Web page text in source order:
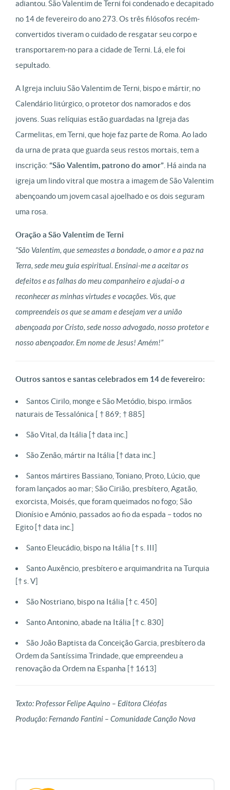
adiantou. São Valentim de Terni foi condenado e decapitado
no 14 de fevereiro do ano 273. Os três filósofos recém-
convertidos tiveram o cuidado de resgatar seu corpo e
transportarem-no para a cidade de Terni. Lá, ele foi
sepultado.
A Igreja incluiu São Valentim de Terni, bispo e mártir, no
Calendário litúrgico, o protetor dos namorados e dos
jovens. Suas relíquias estão guardadas na Igreja das
Carmelitas, em Terni, que hoje faz parte de Roma. Ao lado
da urna de prata que guarda seus restos mortais, tem a
inscrição: “São Valentim, patrono do amor” . Há ainda na
igreja um lindo vitral que mostra a imagem de São Valentim
abençoando um jovem casal ajoelhado e os dois seguram
uma rosa.
Oração a São Valentim de Terni
“São Valentim, que semeastes a bondade, o amor e a paz na
Terra, sede meu guia espiritual. Ensinai-me a aceitar os
defeitos e as falhas do meu companheiro e ajudai-o a
reconhecer as minhas virtudes e vocações. Vós, que
compreendeis os que se amam e desejam ver a união
abençoada por Cristo, sede nosso advogado, nosso protetor e
nosso abençoador. Em nome de Jesus! Amém!”
Outros santos e santas celebrados em 14 de fevereiro:
Santos Cirilo, monge e São Metódio, bispo. irmãos
naturais de Tessalónica [ † 869; † 885]
São Vital, da Itália [† data inc.]
São Zenão, mártir na Itália [† data inc.]
Santos mártires Bassiano, Toniano, Proto, Lúcio, que
foram lançados ao mar; São Cirião, presbítero, Agatão,
exorcista, Moisés, que foram queimados no fogo; São
Dionísio e Amónio, passados ao fio da espada – todos no
Egito [† data inc.]
Santo Eleucádio, bispo na Itália [† s. III]
Santo Auxêncio, presbítero e arquimandrita na Turquia
[† s. V]
São Nostriano, bispo na Itália [† c. 450]
Santo Antonino, abade na Itália [† c. 830]
São João Baptista da Conceição Garcia, presbítero da
Ordem da Santíssima Trindade, que empreendeu a
renovação da Ordem na Espanha [† 1613]
Texto: Professor Felipe Aquino – Editora Cléofas
Produção: Fernando Fantini – Comunidade Canção Nova